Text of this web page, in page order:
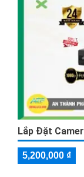
Lắp Đặt
5,200,000 ₫